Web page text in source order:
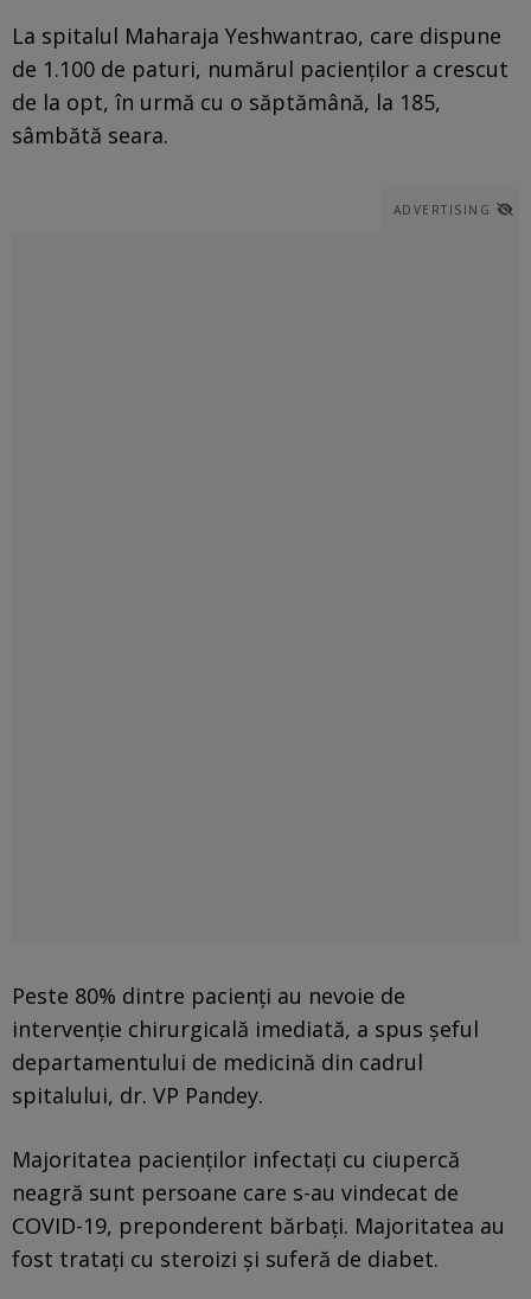
La spitalul Maharaja Yeshwantrao, care dispune
de 1.100 de paturi, numărul pacienţilor a crescut
de la opt, în urmă cu o săptămână, la 185,
sâmbătă seara.
ADVERTISING
Peste 80% dintre pacienţi au nevoie de
intervenţie chirurgicală imediată, a spus şeful
departamentului de medicină din cadrul
spitalului, dr. VP Pandey.
Majoritatea pacienţilor infectaţi cu ciupercă
neagră sunt persoane care s-au vindecat de
COVID-19, preponderent bărbaţi. Majoritatea au
fost trataţi cu steroizi şi suferă de diabet.